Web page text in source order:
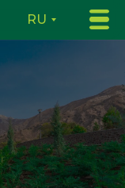
RU